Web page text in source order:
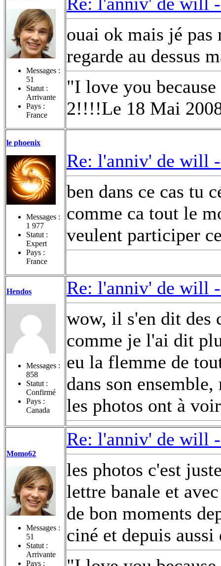
Messages :
51
Statut :
Arrivante
Pays :
France
ouai ok mais jé
regarde au dessus
"I love you
2!!!!Le 18 Mai
le phoenix
Messages :
1 977
Statut :
Expert
Pays :
France
Re: l'anniv' de will
ben dans ce cas tu
comme ca tout le
veulent participer
Hendos
Messages :
858
Statut :
Confirmé
Pays :
Canada
Re: l'anniv' de will
wow, il s'en dit des
comme je l'ai dit
eu la flemme de
dans son
les photos ont à
Momo62
Messages :
51
Statut :
Arrivante
Pays :
Re: l'anniv' de will
les photos c'est
lettre banale et
de bon moments
ciné et depuis